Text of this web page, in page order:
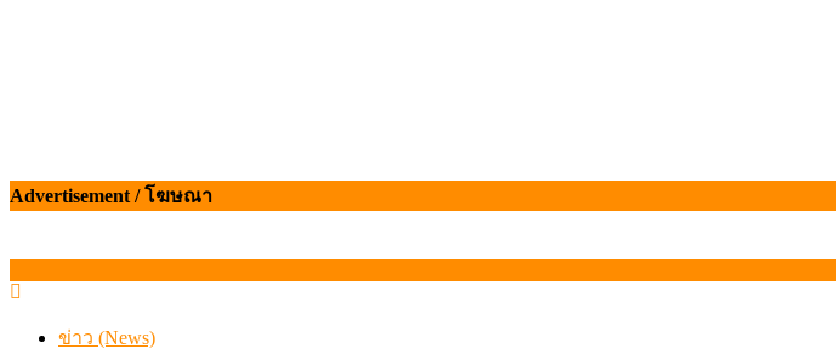
Advertisement / โฆษณา
ข่าว (News)